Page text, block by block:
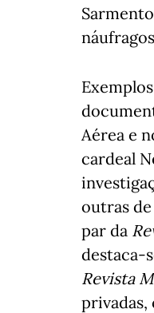
Aérea e
cardeal
outras
par da
destaca-
Revista
privadas,